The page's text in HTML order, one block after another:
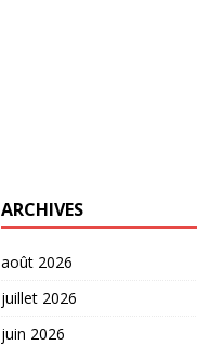
ARCHIVES
août 2026
juillet 2026
juin 2026